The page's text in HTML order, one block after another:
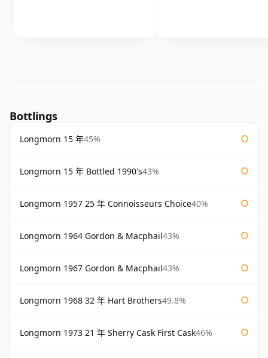
Bottlings
Longmorn 15 年45%
Longmorn 15 年 Bottled 1990's43%
Longmorn 1957 25 年 Connoisseurs Choice40%
Longmorn 1964 Gordon & Macphail43%
Longmorn 1967 Gordon & Macphail43%
Longmorn 1968 32 年 Hart Brothers49.8%
Longmorn 1973 21 年 Sherry Cask First Cask46%